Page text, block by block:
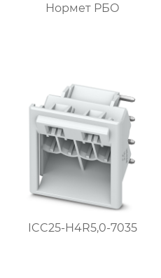
Нормет РБО
ICC25-H4R5,0-7035